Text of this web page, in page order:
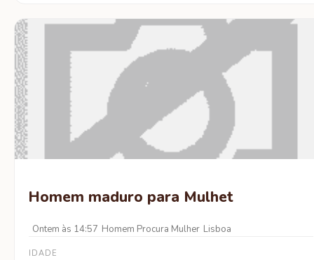
Homem maduro para Mulhet
Ontem às 14:57 Homem Procura Mulher Lisboa
IDADE